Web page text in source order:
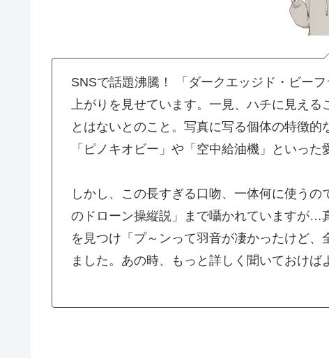
SNSで話題沸騰！ 「ダークエッジド・ビー
上がりを見せています。一見、ハチに見え
とはないとのこと。写真に写る個体の特徴
「ピノキオビー」や「空中給油機」といった
しかし、この長すぎる口吻、一体何に使う
のドローン操縦説」まで囁かれていますが…
を見つけ「プ～ンって羽音が凄かったけど
ました。あの時、もっと詳しく聞いておけば